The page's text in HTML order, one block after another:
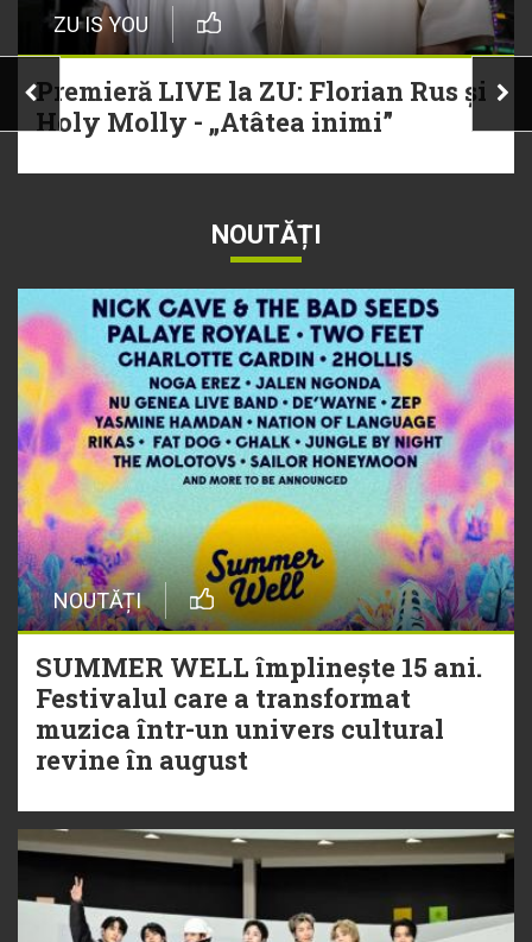
ZU IS YOU
Premieră LIVE la ZU: Florian Rus și
Holy Molly - „Atâtea inimi”
NOUTĂȚI
NOUTĂȚI
SUMMER WELL împlinește 15 ani.
Festivalul care a transformat
muzica într-un univers cultural
revine în august